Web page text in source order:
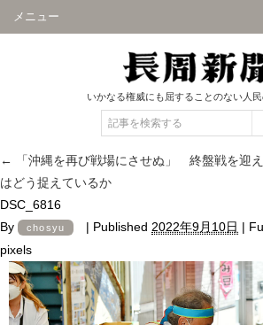
メニュー
いかなる権威にも屈することのない人
←
「沖縄を再び戦場にさせぬ」 終盤戦を迎
はどう捉えているか
DSC_6816
By
chosyu | Published 2022年9月10日 |
pixels